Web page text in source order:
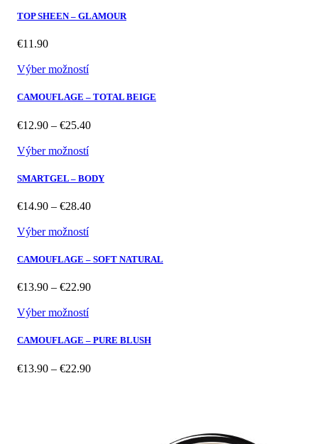
TOP SHEEN – GLAMOUR
€11.90
Výber možností
CAMOUFLAGE – TOTAL BEIGE
€12.90 – €25.40Price
€25.40
Výber možností
SMARTGEL – BODY
€14.90 – €28.40Price
€28.40
Výber možností
CAMOUFLAGE – SOFT NATURAL
€13.90 – €22.90Price
€22.90
Výber možností
CAMOUFLAGE – PURE BLUSH
€13.90 – €22.90Price